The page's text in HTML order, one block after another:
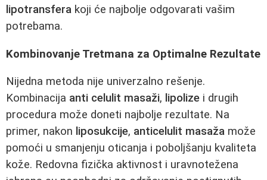
lipotransfera koji će najbolje odgovarati vašim
potrebama.
Kombinovanje Tretmana za Optimalne Rezultate
Nijedna metoda nije univerzalno rešenje.
Kombinacija anti celulit masaži, lipolize i drugih
procedura može doneti najbolje rezultate. Na
primer, nakon liposukcije, anticelulit masaža može
pomoći u smanjenju oticanja i poboljšanju kvaliteta
kože. Redovna fizička aktivnost i uravnotežena